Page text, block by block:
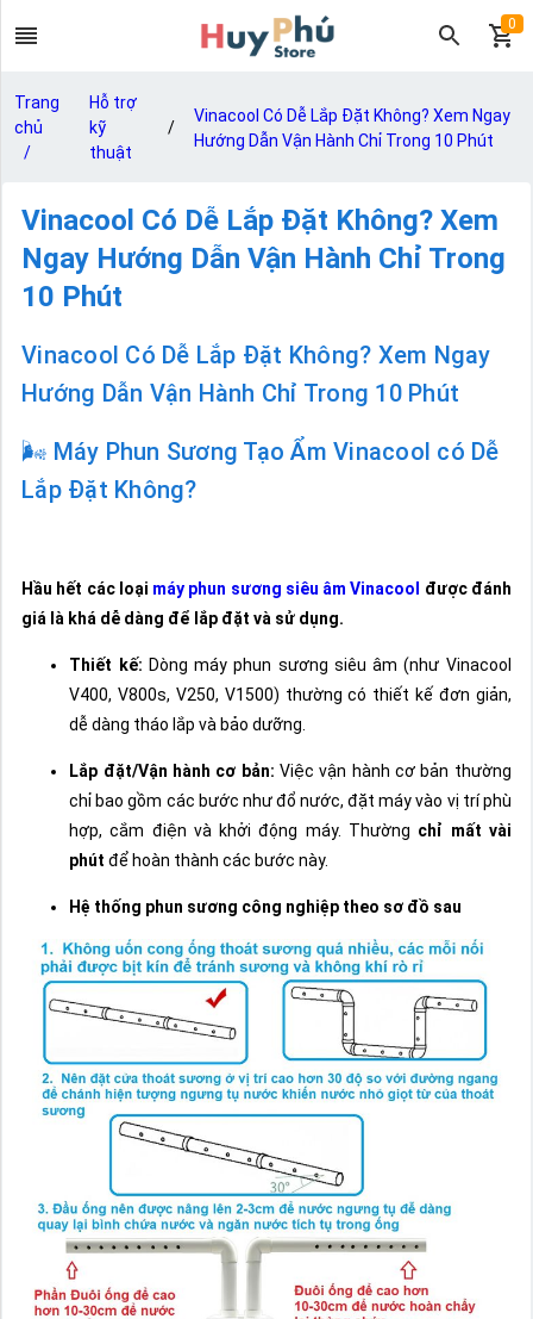
0
Trang
chủ
/
Hỗ trợ
kỹ
thuật
/
Vinacool Có Dễ Lắp Đặt Không? Xem Ngay
Hướng Dẫn Vận Hành Chỉ Trong 10 Phút
Vinacool Có Dễ Lắp Đặt Không? Xem
Ngay Hướng Dẫn Vận Hành Chỉ Trong
10 Phút
Vinacool Có Dễ Lắp Đặt Không? Xem Ngay
Hướng Dẫn Vận Hành Chỉ Trong 10 Phút
🌬️ Máy Phun Sương Tạo Ẩm Vinacool có Dễ
Lắp Đặt Không?
Hầu hết các loại máy phun sương siêu âm Vinacool
được đánh
giá là khá dễ dàng để lắp đặt và sử dụng.
Thiết kế: Dòng máy phun sương siêu âm (như Vinacool
V400, V800s, V250, V1500) thường có thiết kế đơn giản,
dễ dàng tháo lắp và bảo dưỡng.
Lắp đặt/Vận hành cơ bản: Việc vận hành cơ bản thường
chỉ bao gồm các bước như đổ nước, đặt máy vào vị trí phù
hợp, cắm điện và khởi động máy. Thường chỉ mất vài
phút để hoàn thành các bước này.
Hệ thống phun sương công nghiệp theo sơ đồ sau